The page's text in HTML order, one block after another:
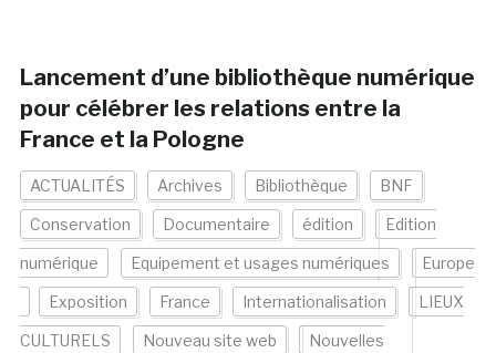
Lancement d’une bibliothèque numérique
pour célébrer les relations entre la
France et la Pologne
ACTUALITÉS Archives Bibliothèque BNF
Conservation Documentaire édition Edition
numérique Equipement et usages numériques Europe
Exposition France Internationalisation LIEUX
CULTURELS Nouveau site web Nouvelles